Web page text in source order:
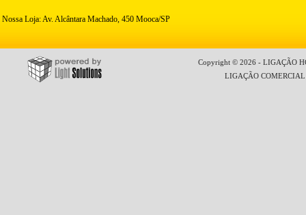
Nossa Loja: Av. Alcântara Machado, 450 Mooca/SP
Copyright © 2026 - LIGAÇÃO
LIGAÇÃO